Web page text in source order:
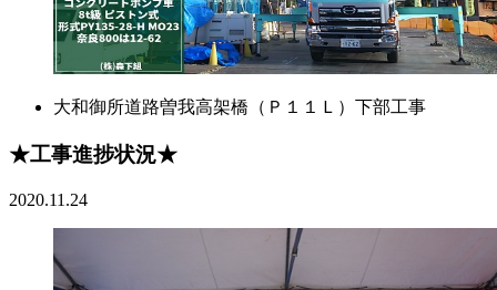
大和御所道路曽我高架橋（Ｐ１１Ｌ）下部工事
★工事進捗状況★
2020.11.24